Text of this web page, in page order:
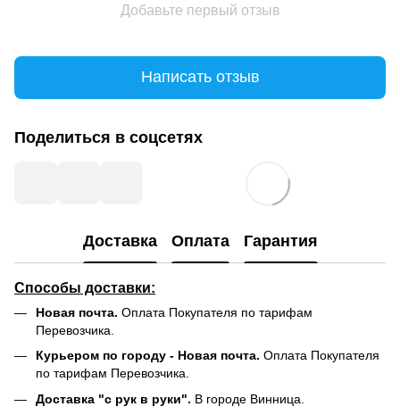
Добавьте первый отзыв
Написать отзыв
Поделиться в соцсетях
Доставка Оплата Гарантия
Способы доставки:
Новая почта. Оплата Покупателя по тарифам
Перевозчика.
Курьером по городу - Новая почта. Оплата Покупателя
по тарифам Перевозчика.
Доставка "с рук в руки". В городе Винница.